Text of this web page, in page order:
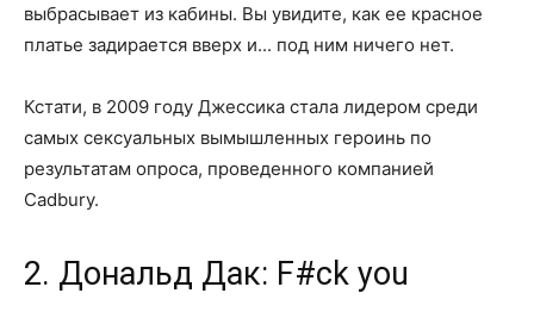
выбрасывает из кабины. Вы увидите, как ее красное
платье задирается вверх и... под ним ничего нет.
Кстати, в 2009 году Джессика стала лидером среди
самых сексуальных вымышленных героинь по
результатам опроса, проведенного компанией
Cadbury.
2. Дональд Дак: F#ck you